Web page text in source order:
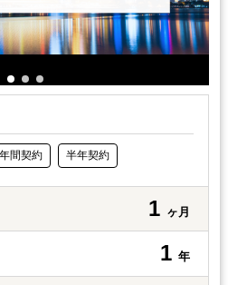
年間契約 半年契約
1 ヶ月
1 年